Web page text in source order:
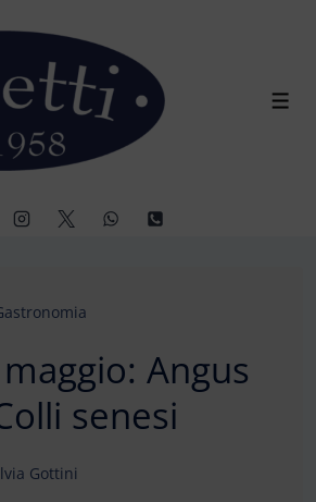
Angus
senesi
Gottini